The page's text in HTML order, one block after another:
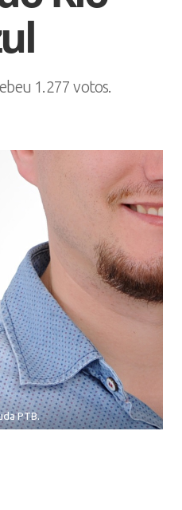
1.277 votos.
PTB.